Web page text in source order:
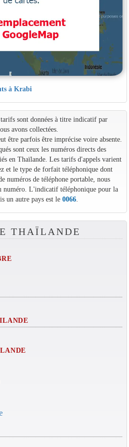
à Krabi
sont données à titre indicatif par
avons collectées.
être parfois être imprécise voire absente.
sont ceux les numéros directs des
en Thaïlande. Les tarifs d'appels varient
et le type de forfait téléphonique dont
numéros de téléphone portable, nous
numéro. L'indicatif téléphonique pour la
un autre pays est le 0066.
THAÏLANDE